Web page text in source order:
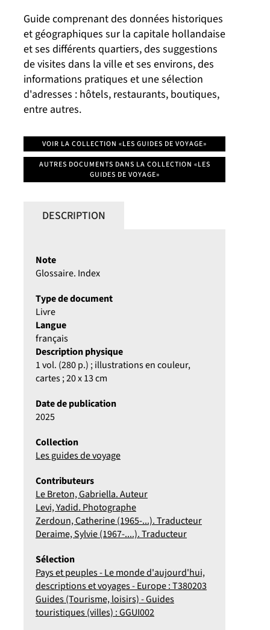
Guide comprenant des données historiques
et géographiques sur la capitale hollandaise
et ses différents quartiers, des suggestions
de visites dans la ville et ses environs, des
informations pratiques et une sélection
d'adresses : hôtels, restaurants, boutiques,
entre autres.
VOIR LA COLLECTION «LES GUIDES DE VOYAGE»
AUTRES DOCUMENTS DANS LA COLLECTION «LES
GUIDES DE VOYAGE»
DESCRIPTION
Note
Glossaire. Index
Type de document
Livre
Langue
français
Description physique
1 vol. (280 p.) ; illustrations en couleur,
cartes ; 20 x 13 cm
Date de publication
2025
Collection
Les guides de voyage
Contributeurs
Le Breton, Gabriella. Auteur
Levi, Yadid. Photographe
Zerdoun, Catherine (1965-...). Traducteur
Deraime, Sylvie (1967-....). Traducteur
Sélection
Pays et peuples - Le monde d'aujourd'hui,
descriptions et voyages - Europe : T380203
Guides (Tourisme, loisirs) - Guides
touristiques (villes) : GGUI002